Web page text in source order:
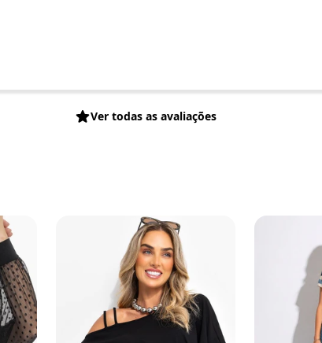
Ver todas as avaliações